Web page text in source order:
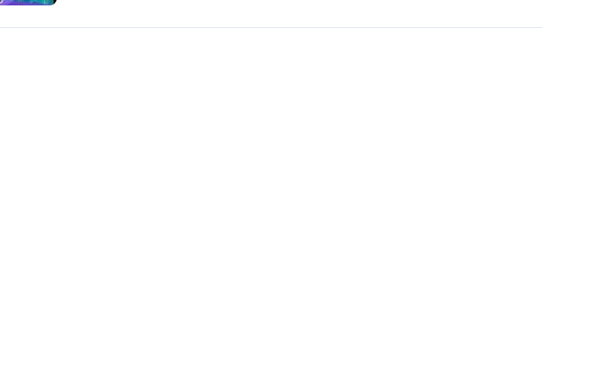
registrasi untuk Global Game Jam Bandung 2026 telah dibuka, dan […]